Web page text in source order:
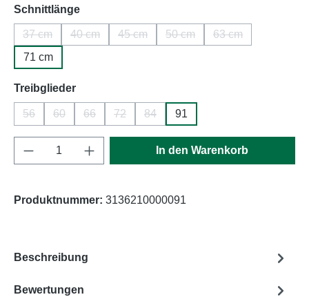
Schnittlängeauswählen
37 cm
(Diese Option ist zurzeit nicht verfügbar.)
40 cm
(Diese Option ist zurzeit nicht verfügbar.)
45 cm
(Diese Option ist zurzeit nicht verfügbar.)
50 cm
(Diese Option ist zurzeit
63 cm
(Diese Option ist
71 cm
Treibgliederauswählen
56
(Diese Option ist zurzeit nicht verfügbar.)
60
(Diese Option ist zurzeit nicht verfügbar.)
66
(Diese Option ist zurzeit nicht verfügbar.)
72
(Diese Option ist zurzeit nicht verfügbar.)
84
(Diese Option ist zurzeit nicht
91
Produkt Anzahl: Gib den gewünschten
In den Warenkorb
Produktnummer: 3136210000091
Beschreibung
Bewertungen